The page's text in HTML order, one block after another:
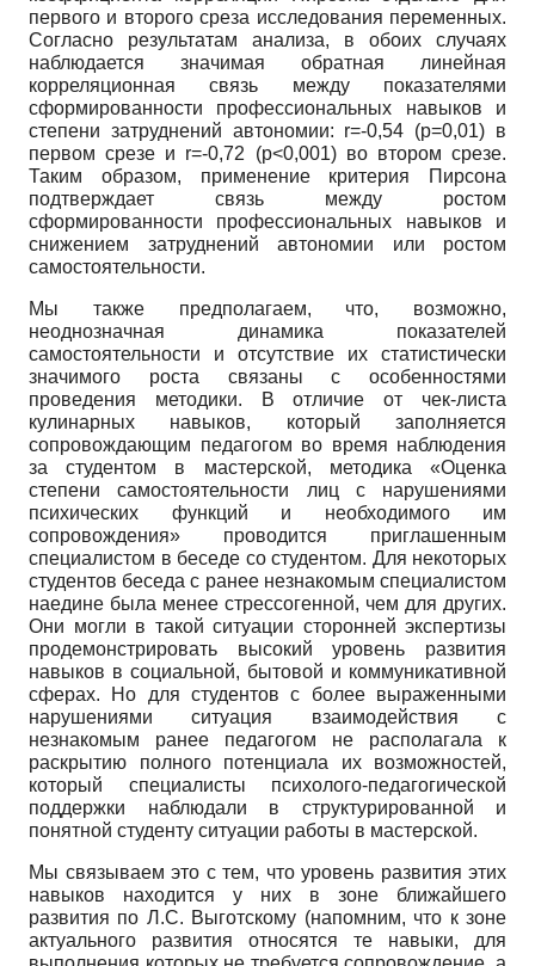
первого и второго среза исследования переменных.
Согласно результатам анализа, в обоих случаях
наблюдается значимая обратная линейная
корреляционная связь между показателями
сформированности профессиональных навыков и
степени затруднений автономии: r=-0,54 (p=0,01) в
первом срезе и r=-0,72 (p<0,001) во втором срезе.
Таким образом, применение критерия Пирсона
подтверждает связь между ростом
сформированности профессиональных навыков и
снижением затруднений автономии или ростом
самостоятельности.
Мы также предполагаем, что, возможно,
неоднозначная динамика показателей
самостоятельности и отсутствие их статистически
значимого роста связаны с особенностями
проведения методики. В отличие от чек-листа
кулинарных навыков, который заполняется
сопровождающим педагогом во время наблюдения
за студентом в мастерской, методика «Оценка
степени самостоятельности лиц с нарушениями
психических функций и необходимого им
сопровождения» проводится приглашенным
специалистом в беседе со студентом. Для некоторых
студентов беседа с ранее незнакомым специалистом
наедине была менее стрессогенной, чем для других.
Они могли в такой ситуации сторонней экспертизы
продемонстрировать высокий уровень развития
навыков в социальной, бытовой и коммуникативной
сферах. Но для студентов с более выраженными
нарушениями ситуация взаимодействия с
незнакомым ранее педагогом не располагала к
раскрытию полного потенциала их возможностей,
который специалисты психолого-педагогической
поддержки наблюдали в структурированной и
понятной студенту ситуации работы в мастерской.
Мы связываем это с тем, что уровень развития этих
навыков находится у них в зоне ближайшего
развития по Л.С. Выготскому (напомним, что к зоне
актуального развития относятся те навыки, для